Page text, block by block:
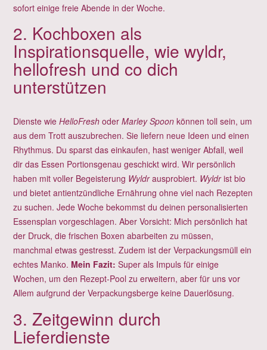
sofort einige freie Abende in der Woche.
2. Kochboxen als
Inspirationsquelle, wie wyldr,
hellofresh und co dich
unterstützen
Dienste wie HelloFresh oder Marley Spoon können toll sein, um
aus dem Trott auszubrechen. Sie liefern neue Ideen und einen
Rhythmus. Du sparst das einkaufen, hast weniger Abfall, weil
dir das Essen Portionsgenau geschickt wird. Wir persönlich
haben mit voller Begeisterung Wyldrausprobiert. Wyldrist bio
und bietet antientzündliche Ernährung ohne viel nach Rezepten
zu suchen. Jede Woche bekommst du deinen personalisierten
Essensplan vorgeschlagen. Aber Vorsicht: Mich persönlich hat
der Druck, die frischen Boxen abarbeiten zu müssen,
manchmal etwas gestresst. Zudem ist der Verpackungsmüll ein
echtes Manko. Mein Fazit: Super als Impuls für einige
Wochen, um den Rezept-Pool zu erweitern, aber für uns vor
Allem aufgrund der Verpackungsberge keine Dauerlösung.
3. Zeitgewinn durch
Lieferdienste